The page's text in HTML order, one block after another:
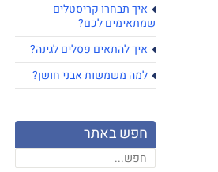
איך תבחרו קריסטלים
שמתאימים לכם?
איך להתאים פסלים לגינה?
למה משמשות אבני חושן?
חפש באתר